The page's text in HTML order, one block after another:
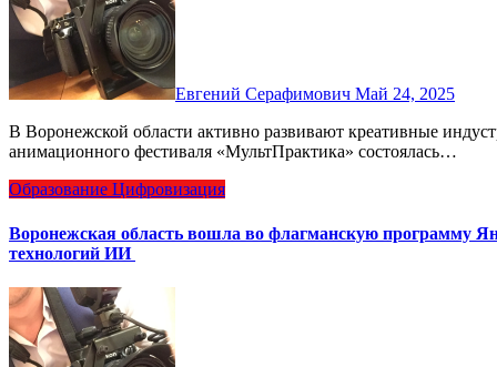
Евгений Серафимович Май 24, 2025
В Воронежской области активно развивают креативные индустрии. Так, 23 мая в рамках III Международного
анимационного фестиваля «МультПрактика» состоялась…
Образование Цифровизация
Воронежская область вошла во флагманскую программу
технологий ИИ